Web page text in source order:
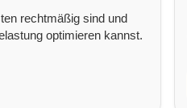
rechtmäßig sind und
optimieren kannst.